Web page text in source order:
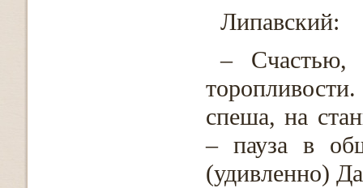
Липавский:
– Счастью,
спеша, на
– пауза в
(удивленно)